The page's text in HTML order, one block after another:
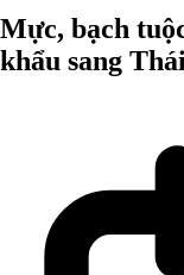
Mực, bạch
khẩu sang